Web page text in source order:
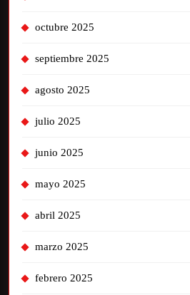
octubre 2025
septiembre 2025
agosto 2025
julio 2025
junio 2025
mayo 2025
abril 2025
marzo 2025
febrero 2025